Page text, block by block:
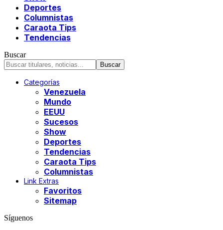
Deportes
Columnistas
Caraota Tips
Tendencias
Buscar
Categorías
Venezuela
Mundo
EEUU
Sucesos
Show
Deportes
Tendencias
Caraota Tips
Columnistas
Link Extras
Favoritos
Sitemap
Síguenos